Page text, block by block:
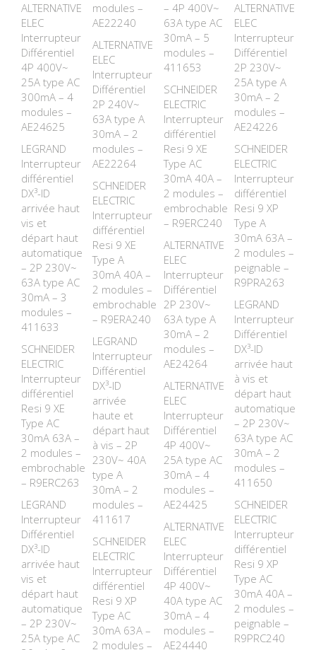
ALTERNATIVE
ELEC
Interrupteur
Différentiel
4P 400V~
25A type AC
300mA – 4
modules –
AE24625
LEGRAND
Interrupteur
différentiel
DX³-ID
arrivée haut
vis et
départ haut
automatique
– 2P 230V~
63A type AC
30mA – 3
modules –
411633
SCHNEIDER
ELECTRIC
Interrupteur
différentiel
Resi 9 XE
Type AC
30mA 63A –
2 modules –
embrochable
– R9ERC263
LEGRAND
Interrupteur
Différentiel
DX³-ID
arrivée haut
vis et
départ haut
automatique
– 2P 230V~
25A type AC
modules –
AE22240
ALTERNATIVE
ELEC
Interrupteur
Différentiel
2P 240V~
63A type A
30mA – 2
modules –
AE22264
SCHNEIDER
ELECTRIC
Interrupteur
différentiel
Resi 9 XE
Type A
30mA 40A –
2 modules –
embrochable
– R9ERA240
LEGRAND
Interrupteur
Différentiel
DX³-ID
arrivée
haute et
départ haut
à vis – 2P
230V~ 40A
type A
30mA – 2
modules –
411617
SCHNEIDER
ELECTRIC
Interrupteur
différentiel
Resi 9 XP
Type AC
30mA 63A –
2 modules –
– 4P 400V~
63A type AC
30mA – 5
modules –
411653
SCHNEIDER
ELECTRIC
Interrupteur
différentiel
Resi 9 XE
Type AC
30mA 40A –
2 modules –
embrochable
– R9ERC240
ALTERNATIVE
ELEC
Interrupteur
Différentiel
2P 230V~
63A type A
30mA – 2
modules –
AE24264
ALTERNATIVE
ELEC
Interrupteur
Différentiel
4P 400V~
25A type AC
30mA – 4
modules –
AE24425
ALTERNATIVE
ELEC
Interrupteur
Différentiel
4P 400V~
40A type AC
30mA – 4
modules –
AE24440
ALTERNATIVE
ELEC
Interrupteur
Différentiel
2P 230V~
25A type A
30mA – 2
modules –
AE24226
SCHNEIDER
ELECTRIC
Interrupteur
différentiel
Resi 9 XP
Type A
30mA 63A –
2 modules –
peignable –
R9PRA263
LEGRAND
Interrupteur
Différentiel
DX³-ID
arrivée haut
à vis et
départ haut
automatique
– 2P 230V~
63A type AC
30mA – 2
modules –
411650
SCHNEIDER
ELECTRIC
Interrupteur
différentiel
Resi 9 XP
Type AC
30mA 40A –
2 modules –
peignable –
R9PRC240